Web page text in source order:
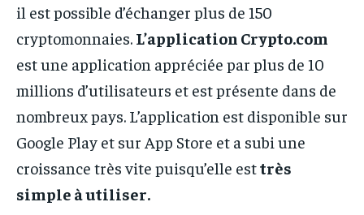
il est possible d’échanger plus de 150
cryptomonnaies. L’application Crypto.com
est une application appréciée par plus de 10
millions d’utilisateurs et est présente dans de
nombreux pays. L’application est disponible sur
Google Play et sur App Store et a subi une
croissance très vite puisqu’elle esttrès
simple à utiliser.